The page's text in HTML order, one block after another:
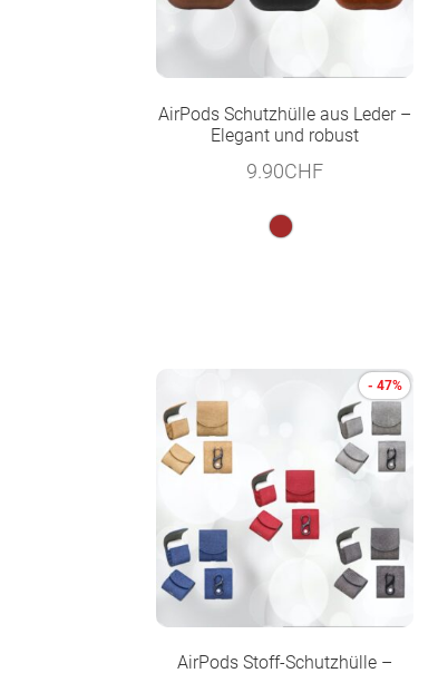
AirPods Schutzhülle aus Leder –
Elegant und robust
9.90CHF
AirPods Stoff-Schutzhülle –
- 47%